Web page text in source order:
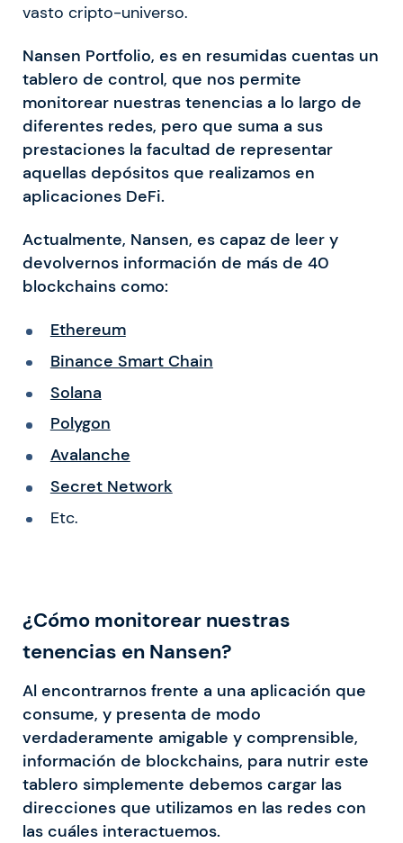
vasto cripto-universo.
Nansen Portfolio, es en resumidas cuentas un
tablero de control, que nos permite
monitorear nuestras tenencias a lo largo de
diferentes redes, pero que suma a sus
prestaciones la facultad de representar
aquellas depósitos que realizamos en
aplicaciones DeFi.
Actualmente, Nansen, es capaz de leer y
devolvernos información de más de 40
blockchains como:
Ethereum
Binance Smart Chain
Solana
Polygon
Avalanche
Secret Network
Etc.
¿Cómo monitorear nuestras
tenencias en Nansen?
Al encontrarnos frente a una aplicación que
consume, y presenta de modo
verdaderamente amigable y comprensible,
información de blockchains, para nutrir este
tablero simplemente debemos cargar las
direcciones que utilizamos en las redes con
las cuáles interactuemos.